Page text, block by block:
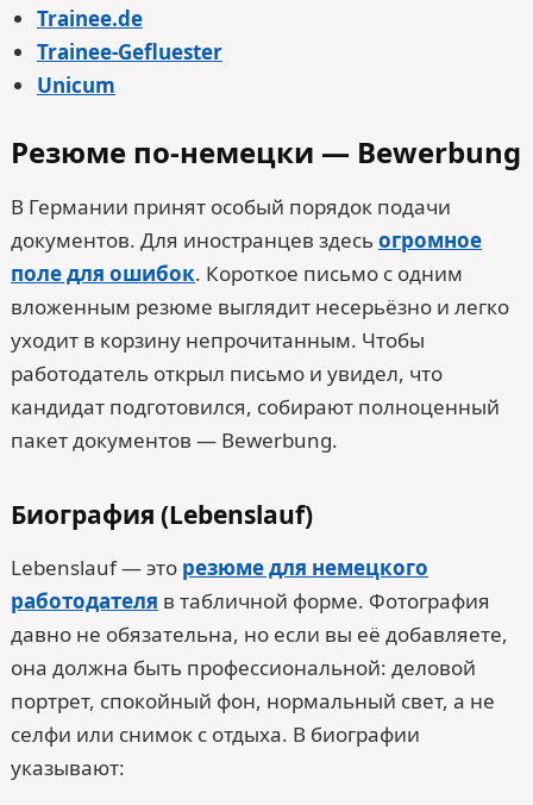
Trainee.de
Trainee-Gefluester
Unicum
Резюме по-немецки — Bewerbung
В Германии принят особый порядок подачи
документов. Для иностранцев здесьогромное
поле для ошибок. Короткое письмо с одним
вложенным резюме выглядит несерьёзно и легко
уходит в корзину непрочитанным. Чтобы
работодатель открыл письмо и увидел, что
кандидат подготовился, собирают полноценный
пакет документов — Bewerbung.
Биография (Lebenslauf)
Lebenslauf — это резюме для немецкого
работодателя в табличной форме. Фотография
давно не обязательна, но если вы её добавляете,
она должна быть профессиональной: деловой
портрет, спокойный фон, нормальный свет, а не
селфи или снимок с отдыха. В биографии
указывают: